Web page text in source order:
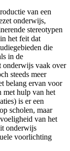
van een
onderwijs,
stereotypen
het feit dat
die
in de
onderwijs vaak over
steeds meer
belang ervan voor
met hulp van het
is er een
scholen, maar
van het
onderwijs
voorlichting